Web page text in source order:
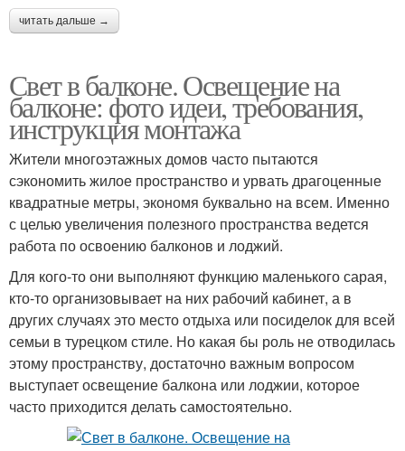
читать дальше →
Свет в балконе. Освещение на
балконе: фото идеи, требования,
инструкция монтажа
Жители многоэтажных домов часто пытаются
сэкономить жилое пространство и урвать драгоценные
квадратные метры, экономя буквально на всем. Именно
с целью увеличения полезного пространства ведется
работа по освоению балконов и лоджий.
Для кого-то они выполняют функцию маленького сарая,
кто-то организовывает на них рабочий кабинет, а в
других случаях это место отдыха или посиделок для всей
семьи в турецком стиле. Но какая бы роль не отводилась
этому пространству, достаточно важным вопросом
выступает освещение балкона или лоджии, которое
часто приходится делать самостоятельно.